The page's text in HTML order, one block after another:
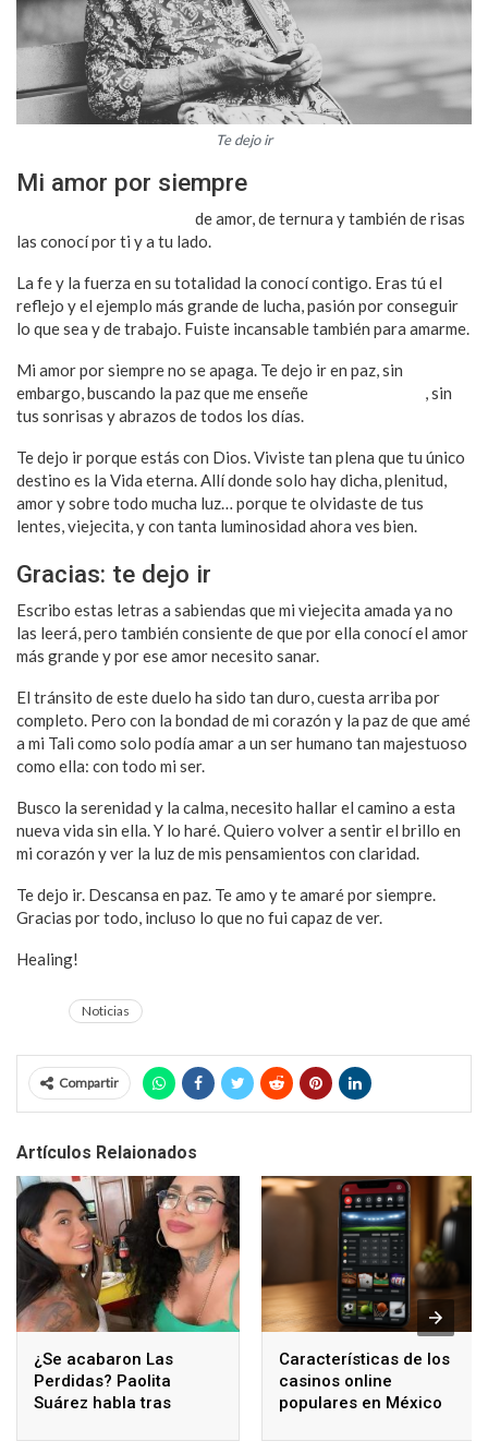
Te dejo ir
Mi amor por siempre
de amor, de ternura y también de risas
las conocí por ti y a tu lado.
La fe y la fuerza en su totalidad la conocí contigo. Eras tú el
reflejo y el ejemplo más grande de lucha, pasión por conseguir
lo que sea y de trabajo. Fuiste incansable también para amarme.
Mi amor por siempre no se apaga. Te dejo ir en paz, sin
embargo, buscando la paz que me enseñe
, sin
tus sonrisas y abrazos de todos los días.
Te dejo ir porque estás con Dios. Viviste tan plena que tu único
destino es la Vida eterna. Allí donde solo hay dicha, plenitud,
amor y sobre todo mucha luz… porque te olvidaste de tus
lentes, viejecita, y con tanta luminosidad ahora ves bien.
Gracias: te dejo ir
Escribo estas letras a sabiendas que mi viejecita amada ya no
las leerá, pero también consiente de que por ella conocí el amor
más grande y por ese amor necesito sanar.
El tránsito de este duelo ha sido tan duro, cuesta arriba por
completo. Pero con la bondad de mi corazón y la paz de que amé
a mi Tali como solo podía amar a un ser humano tan majestuoso
como ella: con todo mi ser.
Busco la serenidad y la calma, necesito hallar el camino a esta
nueva vida sin ella. Y lo haré. Quiero volver a sentir el brillo en
mi corazón y ver la luz de mis pensamientos con claridad.
Te dejo ir. Descansa en paz. Te amo y te amaré por siempre.
Gracias por todo, incluso lo que no fui capaz de ver.
Healing!
Noticias
Compartir
Artículos Relaionados
¿Se acabaron Las
Perdidas? Paolita
Suárez habla tras
de Karina Torres
Características de los
casinos online
populares en México